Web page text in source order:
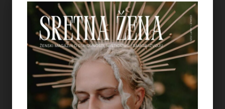
PUT DO DUBLJE INTIMNOSTI
– KAKO PROBUDITI STRAST I
BALANSIRATI ŽELJE U
ODNOSU
Došlo nam je proljeće. Jeste li znali da žene imaju
veću želju za seksom tokom proljeća i da